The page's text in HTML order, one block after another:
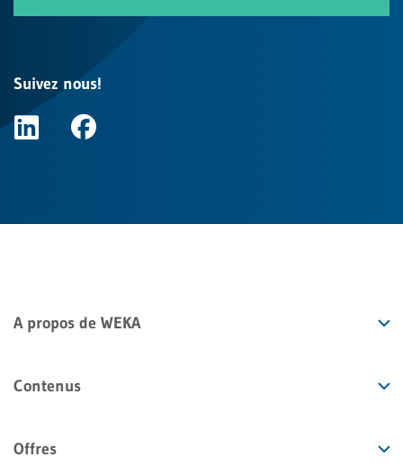
Suivez nous!
A propos de WEKA
Contenus
Offres